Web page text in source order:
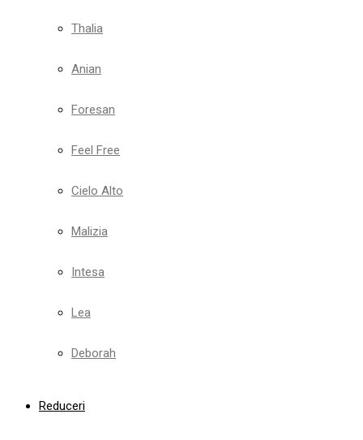
Thalia
Anian
Foresan
Feel Free
Cielo Alto
Malizia
Intesa
Lea
Deborah
Reduceri